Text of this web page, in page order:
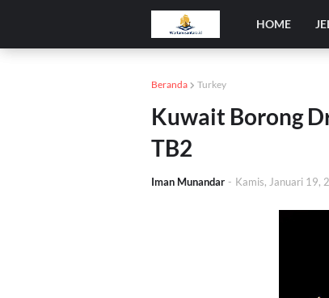
HOME
Beranda Turkey
Kuwait Borong
TB2
Iman Munandar - Kamis, Januari 19,